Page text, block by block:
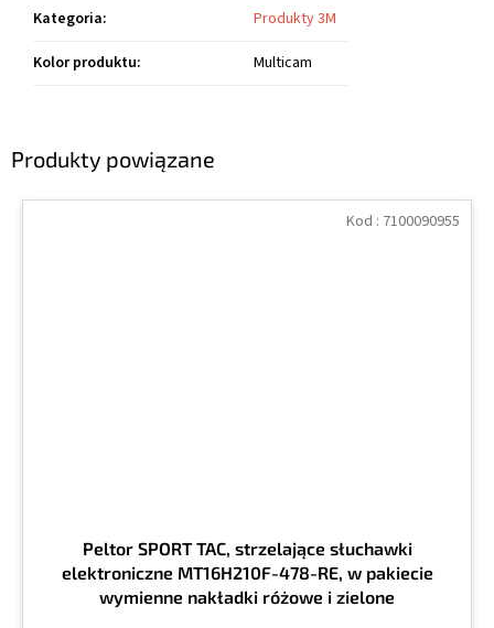
Produkty powiązane
Peltor SPORT TAC, strzelające słuchawki
elektroniczne MT16H210F-478-RE, w pakiecie
wymienne nakładki różowe i zielone
Kod : 7100090955
Kategoria:
Produkty 3M
Kolor produktu: Multicam